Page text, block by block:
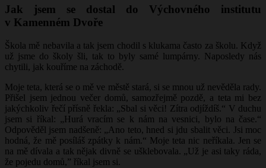
Jak jsem se dostal do Výchovného institutu
v Kamenném Dvoře
Škola mě nebavila a tak jsem chodil s klukama často za školu. Když
už jsme do školy šli, tak to byly samé lumpárny. Naposledy nás
chytili, jak kouříme na záchodě.
Moje teta, která se o mě ve městě stará, si se mnou už nevěděla rady.
Přišel jsem jednou večer domů, samozřejmě pozdě, a teta mi bez
jakýchkoliv řečí přísně řekla: „Sbal si věci! Zítra odjíždíš.“ V duchu
jsem si říkal: „Hurá vracím se k nám na vesnici, bylo na čase.“
Odpověděl jsem nadšeně: „Ano teto, hned si jdu sbalit věci. Jsi moc
hodná, že mě posíláš zpátky k nám.“ Moje teta nic neříkala. Jen se
na mě dívala a tak nějak divně se ušklebovala. „Už je asi taky ráda,
že pojedu domů,” říkal jsem si.